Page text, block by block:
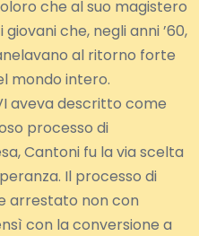
che al suo magistero
che, negli anni ’60,
al ritorno forte
mondo intero.
aveva descritto come
processo di
Cantoni fu la via scelta
Il processo di
arrestato non con
con la conversione a